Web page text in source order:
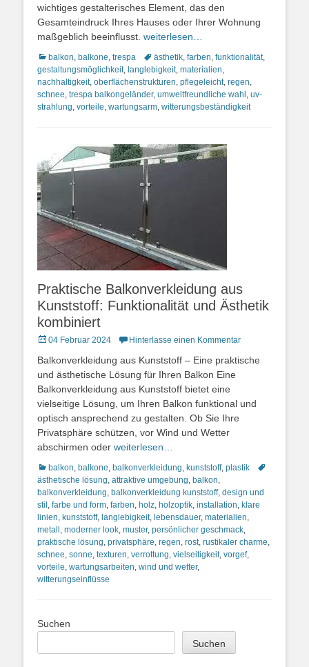
wichtiges gestalterisches Element, das den
Gesamteindruck Ihres Hauses oder Ihrer Wohnung
maßgeblich beeinflusst. weiterlesen…
Kategorien
balkon, balkone, trespa Schlagworte
ästhetik, farben, funktionalität,
gestaltungsmöglichkeit, langlebigkeit, materialien,
nachhaltigkeit, oberflächenstrukturen, pflegeleicht, regen,
schnee, trespa balkongeländer, umweltfreundliche wahl , uv-
strahlung, vorteile, wartungsarm, witterungsbeständigkeit
Praktische Balkonverkleidung aus
Kunststoff: Funktionalität und Ästhetik
kombiniert
Posted
04 Februar 2024 Hinterlasse einen Kommentar
Balkonverkleidung aus Kunststoff – Eine praktische
und ästhetische Lösung für Ihren Balkon Eine
Balkonverkleidung aus Kunststoff bietet eine
vielseitige Lösung, um Ihren Balkon funktional und
optisch ansprechend zu gestalten. Ob Sie Ihre
Privatsphäre schützen, vor Wind und Wetter
abschirmen oder weiterlesen…
Kategorien
balkon, balkone, balkonverkleidung, kunststoff, plastik
Schlagworte
ästhetische lösung, attraktive umgebung, balkon,
balkonverkleidung, balkonverkleidung kunststoff, design und
stil , farbe und form, farben, holz, holzoptik, installation, klare
linien, kunststoff, langlebigkeit, lebensdauer, materialien,
metall , moderner look, muster, persönlicher geschmack,
praktische lösung, privatsphäre, regen, rost, rustikaler charme,
schnee, sonne, texturen, verrottung, vielseitigkeit, vorgef,
vorteile, wartungsarbeiten, wind und wetter,
witterungseinflüsse
Suchen
Suchen